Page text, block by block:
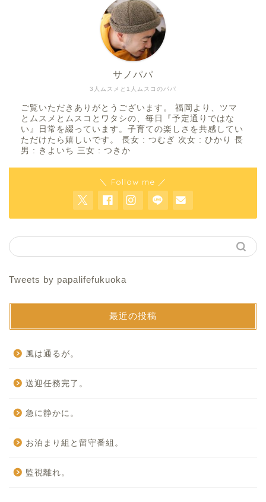
3人ムスメと1人ムスコのパパ
サノパパ
ご覧いただきありがとうございます。 福岡より、ツマ
とムスメとムスコとワタシの、毎日『予定通りではな
い』日常を綴っています。子育ての楽しさを共感してい
ただけたら嬉しいです。 長女 : つむぎ 次女 : ひかり 長
男 : きよいち 三女 : つきか
＼ Follow me ／
Tweets by papalifefukuoka
最近の投稿
風は通るが。
送迎任務完了。
急に静かに。
お泊まり組と留守番組。
監視離れ。